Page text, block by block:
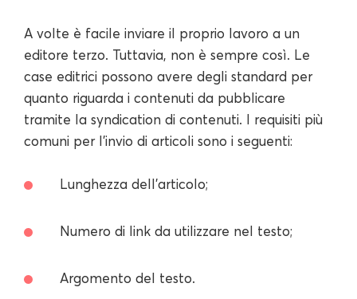
A volte è facile inviare il proprio lavoro a un
editore terzo. Tuttavia, non è sempre così. Le
case editrici possono avere degli standard per
quanto riguarda i contenuti da pubblicare
tramite la syndication di contenuti. I requisiti più
comuni per l'invio di articoli sono i seguenti:
Lunghezza dell'articolo;
Numero di link da utilizzare nel testo;
Argomento del testo.